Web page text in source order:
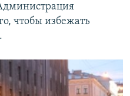
чтобы избежать